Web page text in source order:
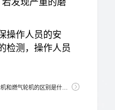
操作人员的安
检测，操作人员
汽轮机和燃气轮机的区别是什么？